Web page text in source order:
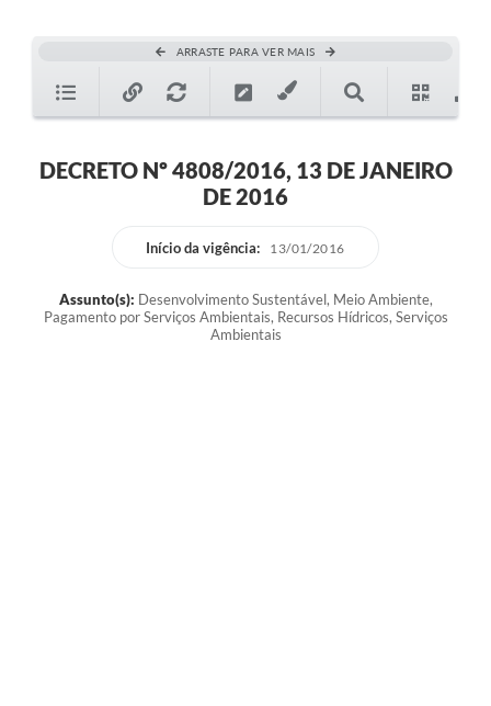
ARRASTE PARA VER MAIS
DECRETO Nº 4808/2016, 13 DE JANEIRO
DE 2016
Início da vigência: 13/01/2016
Assunto(s): Desenvolvimento Sustentável, Meio Ambiente,
Pagamento por Serviços Ambientais, Recursos Hídricos, Serviços
Ambientais